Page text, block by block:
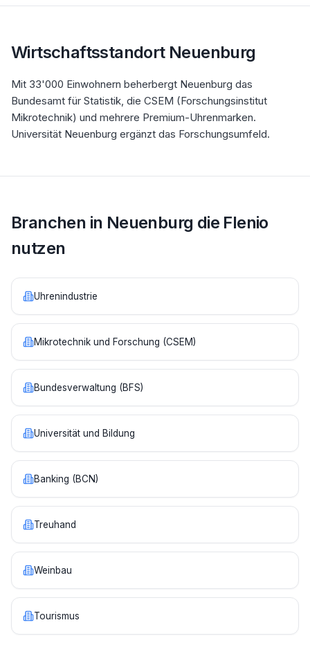
Wirtschaftsstandort Neuenburg
Mit 33'000 Einwohnern beherbergt Neuenburg das
Bundesamt für Statistik, die CSEM (Forschungsinstitut
Mikrotechnik) und mehrere Premium-Uhrenmarken.
Universität Neuenburg ergänzt das Forschungsumfeld.
Branchen in Neuenburg die Flenio
nutzen
Uhrenindustrie
Mikrotechnik und Forschung (CSEM)
Bundesverwaltung (BFS)
Universität und Bildung
Banking (BCN)
Treuhand
Weinbau
Tourismus